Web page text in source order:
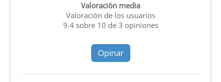
Valoración media
Valoración de los usuarios
9.4sobre 10 de 3 opiniones
Opinar